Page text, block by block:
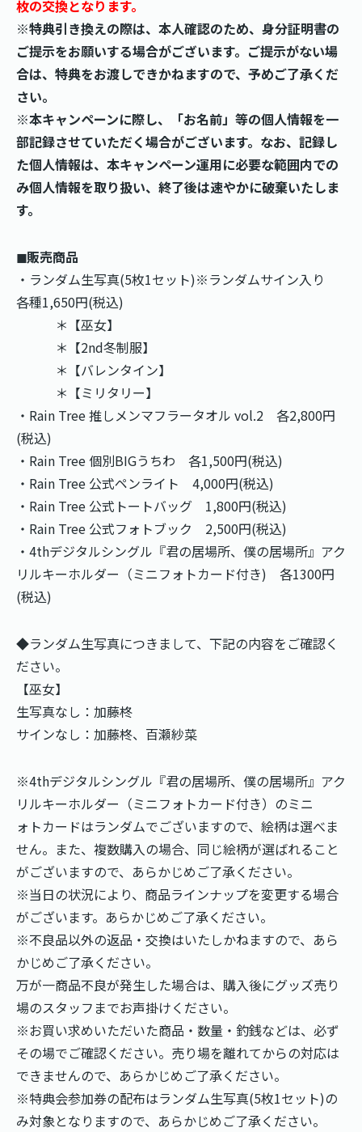
枚の交換となります。
※特典引き換えの際は、本人確認のため、身分証明書の
ご提示をお願いする場合がございます。ご提示がない場
合は、特典をお渡しできかねますので、予めご了承くだ
さい。
※本キャンペーンに際し、「お名前」等の個人情報を一
部記録させていただく場合がございます。なお、記録し
た個人情報は、本キャンペーン運用に必要な範囲内での
み個人情報を取り扱い、終了後は速やかに破棄いたしま
す。
◼︎販売商品
・ランダム生写真(5枚1セット)※ランダムサイン入り
各種1,650円(税込)
＊【巫女】
＊【2nd冬制服】
＊【バレンタイン】
＊【ミリタリー】
・Rain Tree 推しメンマフラータオル vol.2 各2,800円
(税込)
・Rain Tree 個別BIGうちわ 各1,500円(税込)
・Rain Tree 公式ペンライト 4,000円(税込)
・Rain Tree 公式トートバッグ 1,800円(税込)
・Rain Tree 公式フォトブック 2,500円(税込)
・4thデジタルシングル『君の居場所、僕の居場所』アク
リルキーホルダー（ミニフォトカード付き) 各1300円
(税込)
◆ランダム生写真につきまして、下記の内容をご確認く
ださい。
【巫女】
生写真なし：加藤柊
サインなし：加藤柊、百瀬紗菜
※4thデジタルシングル『君の居場所、僕の居場所』アク
リルキーホルダー（ミニフォトカード付き）のミニ
ォトカードはランダムでございますので、絵柄は選べま
せん。また、複数購入の場合、同じ絵柄が選ばれること
がございますので、あらかじめご了承ください。
※当日の状況により、商品ラインナップを変更する場合
がございます。あらかじめご了承ください。
※不良品以外の返品・交換はいたしかねますので、あら
かじめご了承ください。
万が一商品不良が発生した場合は、購入後にグッズ売り
場のスタッフまでお声掛けください。
※お買い求めいただいた商品・数量・釣銭などは、必ず
その場でご確認ください。売り場を離れてからの対応は
できませんので、あらかじめご了承ください。
※特典会参加券の配布はランダム生写真(5枚1セット)の
み対象となりますので、あらかじめご了承ください。